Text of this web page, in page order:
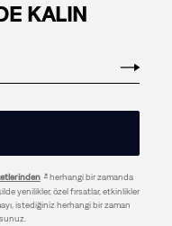
KALIN
herhangi bir zamanda
yenilikler, özel fırsatlar, etkinlikler
istediğiniz herhangi bir zaman